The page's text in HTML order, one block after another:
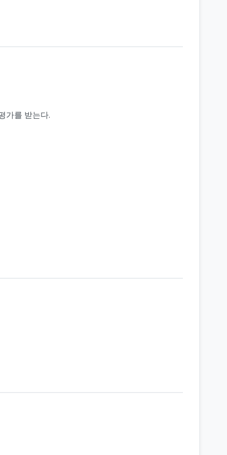
가를 받는다.